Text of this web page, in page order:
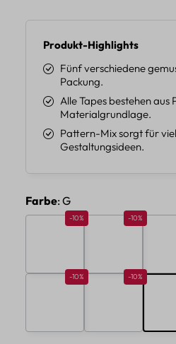
Produkt-Highlights
Fünf verschiedene
Packung.
Alle Tapes bestehen aus
Materialgrundlage.
Pattern-Mix sorgt für
Gestaltungsideen.
Farbeauswählen
: G
Rabatt 10%
-10% Rabatt 10%
-10%
Rabatt 10%
-10% Rabatt 10%
-10%